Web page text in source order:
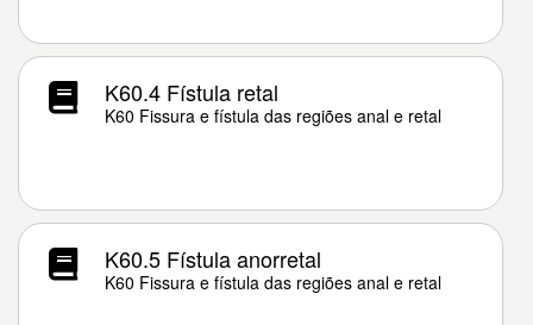
K60.4 Fístula retal
K60 Fissura e fístula das regiões anal e retal
K60.5 Fístula anorretal
K60 Fissura e fístula das regiões anal e retal